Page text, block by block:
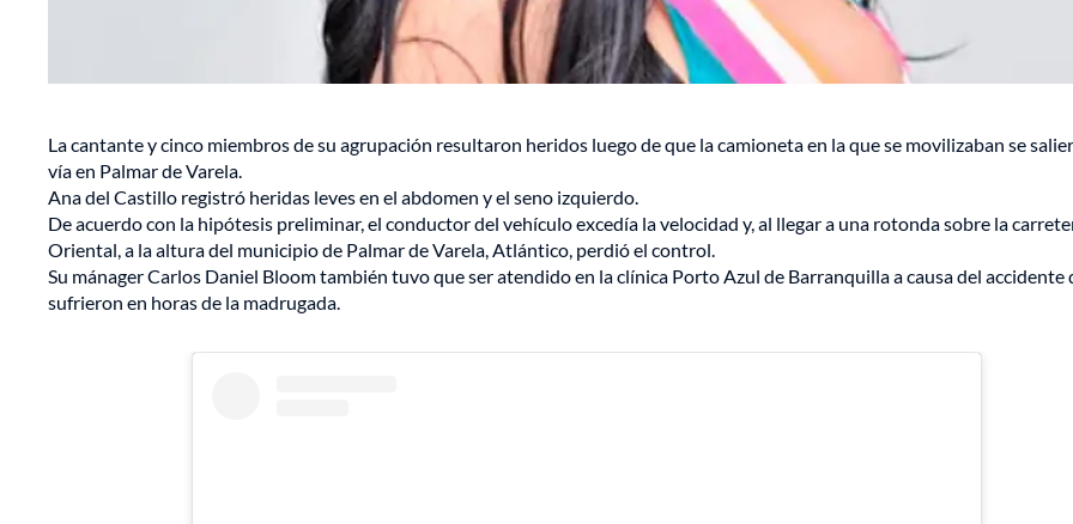
La cantante y cinco miembros de su agrupación resultaron heridos luego de que la camioneta en la que se movilizaban se
vía en Palmar de Varela.
Ana del Castillo registró heridas leves en el abdomen y el seno izquierdo.
De acuerdo con la hipótesis preliminar, el conductor del vehículo excedía la velocidad y, al llegar a una rotonda sobre la
Oriental, a la altura del municipio de Palmar de Varela, Atlántico, perdió el control.
Su mánager Carlos Daniel Bloom también tuvo que ser atendido en la clínica Porto Azul de Barranquilla a causa del accidente
sufrieron en horas de la madrugada.